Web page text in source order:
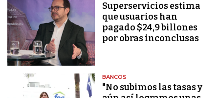
Superservicios estima
que usuarios han
pagado $24,9 billones
por obras inconclusas
BANCOS
"No subimos las tasas y